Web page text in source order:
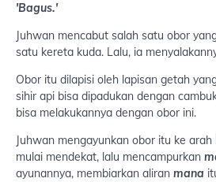
'Bagus.'
Juhwan mencabut salah satu obor
satu kereta kuda. Lalu, ia
Obor itu dilapisi oleh lapisan getah
sihir api bisa dipadukan dengan
bisa melakukannya dengan obor ini.
Juhwan mengayunkan obor itu ke
mulai mendekat, lalu mencampurkan
ayunannya, membiarkan aliran mana